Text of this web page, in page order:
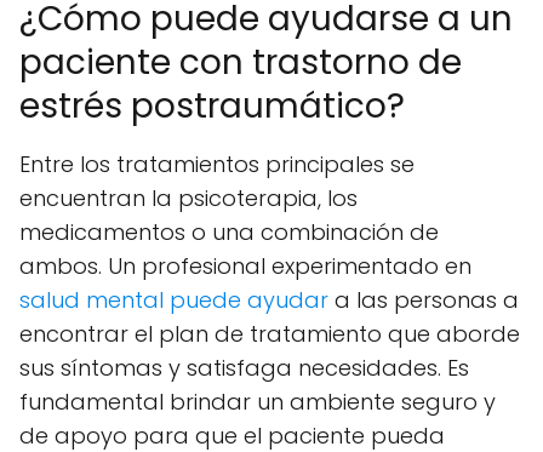
¿Cómo puede ayudarse a un
paciente con trastorno de
estrés postraumático?
Entre los tratamientos principales se
encuentran la psicoterapia, los
medicamentos o una combinación de
ambos. Un profesional experimentado en
salud mental puede ayudar a las personas a
encontrar el plan de tratamiento que aborde
sus síntomas y satisfaga necesidades. Es
fundamental brindar un ambiente seguro y
de apoyo para que el paciente pueda